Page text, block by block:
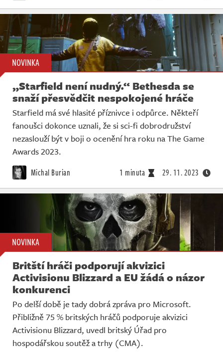
NOVINKA
„Starfield není nudný.“ Bethesda se
snaží přesvědčit nespokojené hráče
Starfield má své hlasité příznivce i odpůrce. Někteří
fanoušci dokonce uznali, že si sci-fi dobrodružství
nezaslouží být v boji o ocenění hra roku na The Game
Awards 2023.
Michal Burian 1 minuta 29. 11. 2023
NOVINKA
Britští hráči podporují akvizici
Activisionu Blizzard a EU žádá o názor
konkurenci
Po delší době je tady dobrá zpráva pro Microsoft.
Přibližně 75 % britských hráčů podporuje akvizici
Activisionu Blizzard, uvedl britský Úřad pro
hospodářskou soutěž a trhy (CMA).